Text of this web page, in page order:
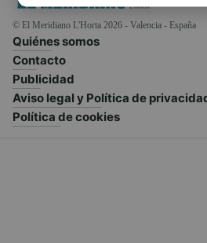
© El Meridiano L'Horta 2026 - Valencia - España
Quiénes somos
Contacto
Publicidad
Aviso legal y Política de
Política de cookies